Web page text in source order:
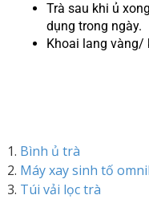
Trà sau khi ủ
dụng trong ngày.
Khoai lang vàng/
Bình ủ trà
Máy xay sinh tố
Túi vải lọc trà